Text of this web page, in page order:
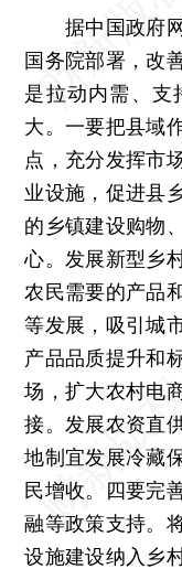
据中国政府网
国务院部署，改
是拉动内需、支
大。一要把县域
点，充分发挥市
业设施，促进县
的乡镇建设购物
心。发展新型乡
农民需要的产品
等发展，吸引城
产品品质提升和
场，扩大农村电
接。发展农资直
地制宜发展冷藏
民增收。四要完
融等政策支持。
设施建设纳入乡